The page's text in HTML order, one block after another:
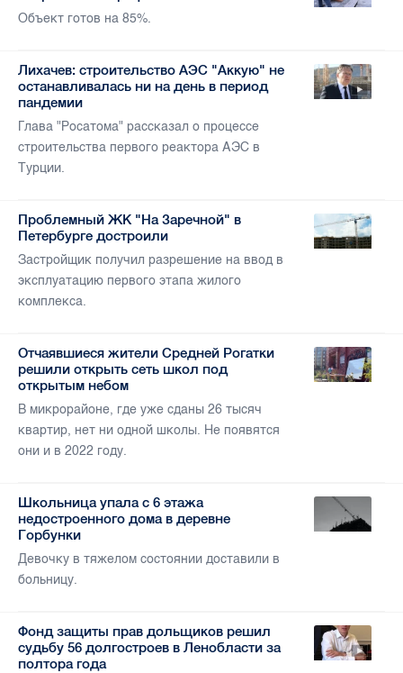
Объект готов на 85%.
Лихачев: строительство АЭС "Аккую" не
останавливалась ни на день в период
пандемии
Глава "Росатома" рассказал о процессе
строительства первого реактора АЭС в
Турции.
Проблемный ЖК "На Заречной" в
Петербурге достроили
Застройщик получил разрешение на ввод в
эксплуатацию первого этапа жилого
комплекса.
Отчаявшиеся жители Средней Рогатки
решили открыть сеть школ под
открытым небом
В микрорайоне, где уже сданы 26 тысяч
квартир, нет ни одной школы. Не появятся
они и в 2022 году.
Школьница упала с 6 этажа
недостроенного дома в деревне
Горбунки
Девочку в тяжелом состоянии доставили в
больницу.
Фонд защиты прав дольщиков решил
судьбу 56 долгостроев в Ленобласти за
полтора года